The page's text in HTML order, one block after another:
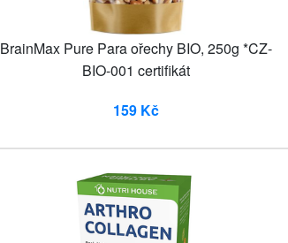
BrainMax Pure Para ořechy BIO, 250g *CZ-
BIO-001 certifikát
159 Kč